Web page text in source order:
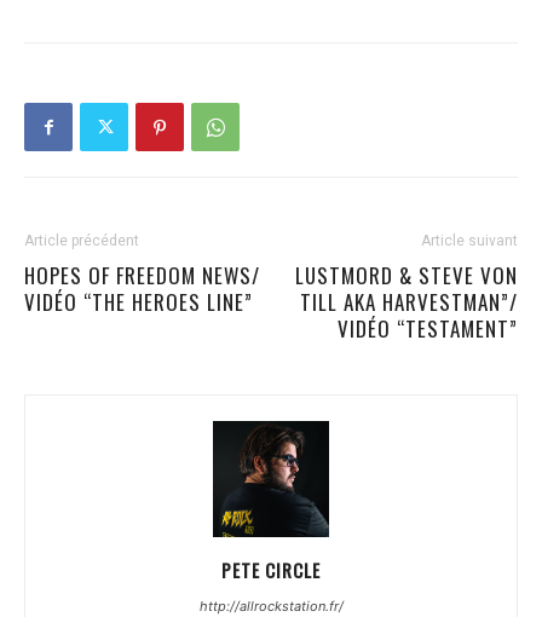
Article précédent
HOPES OF FREEDOM NEWS/
VIDÉO “THE HEROES LINE”
Article suivant
LUSTMORD & STEVE VON
TILL AKA HARVESTMAN”/
VIDÉO “TESTAMENT”
PETE CIRCLE
http://allrockstation.fr/